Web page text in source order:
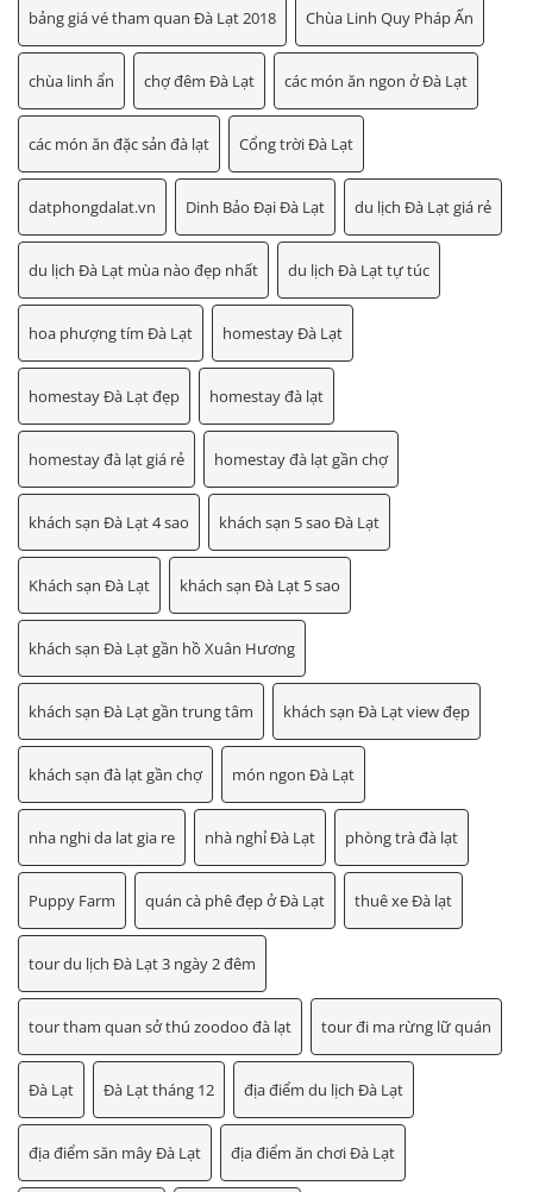
bảng giá vé tham quan Đà Lạt 2018 Chùa Linh Quy Pháp Ấn
chùa linh ẩn chợ đêm Đà Lạt các món ăn ngon ở Đà Lạt
các món ăn đặc sản đà lạt Cổng trời Đà Lạt
datphongdalat.vn Dinh Bảo Đại Đà Lạt du lịch Đà Lạt giá rẻ
du lịch Đà Lạt mùa nào đẹp nhất du lịch Đà Lạt tự túc
hoa phượng tím Đà Lạt homestay Đà Lạt
homestay Đà Lạt đẹp homestay đà lạt
homestay đà lạt giá rẻ homestay đà lạt gần chợ
khách sạn Đà Lạt 4 sao khách sạn 5 sao Đà Lạt
Khách sạn Đà Lạt khách sạn Đà Lạt 5 sao
khách sạn Đà Lạt gần hồ Xuân Hương
khách sạn Đà Lạt gần trung tâm khách sạn Đà Lạt view đẹp
khách sạn đà lạt gần chợ món ngon Đà Lạt
nha nghi da lat gia re nhà nghỉ Đà Lạt phòng trà đà lạt
Puppy Farm quán cà phê đẹp ở Đà Lạt thuê xe Đà lạt
tour du lịch Đà Lạt 3 ngày 2 đêm
tour tham quan sở thú zoodoo đà lạt tour đi ma rừng lữ quán
Đà Lạt Đà Lạt tháng 12 địa điểm du lịch Đà Lạt
địa điểm săn mây Đà Lạt địa điểm ăn chơi Đà Lạt